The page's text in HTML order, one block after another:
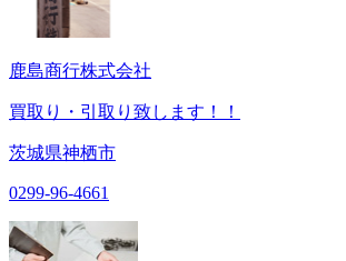
鹿島商行株式会社
買取り・引取り致します！！
茨城県神栖市
0299-96-4661